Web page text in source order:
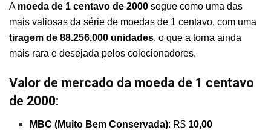
A moeda de 1 centavo de 2000 segue como uma das
mais valiosas da série de moedas de 1 centavo, com uma
tiragem de 88.256.000 unidades, o que a torna ainda
mais rara e desejada pelos colecionadores.
Valor de mercado da moeda de 1 centavo
de 2000:
MBC (Muito Bem Conservada): R$ 10,00